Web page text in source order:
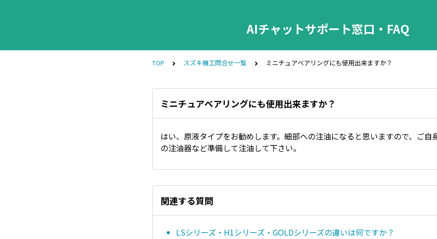
AIチャットサポート窓口・FAQ
TOP スズキ機工問合せ一覧 ミニチュアベアリングにも使用出来ますか？
ミニチュアベアリングにも使用出来ますか？
はい、原液タイプをお勧めします。細部への注油になると思いますので、ご自
の注油器など準備して注油して下さい。
関連する質問
LSシリーズ・H1シリーズ・GOLDシリーズの違いは何ですか？